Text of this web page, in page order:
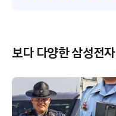
보다 다양한 삼성전